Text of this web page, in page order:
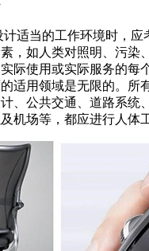
适当的工作环境时，应
，如人类对照明、污染
际使用或实际服务的每
适用领域是无限的。所
、公共交通、道路系统
机场等，都应进行人体